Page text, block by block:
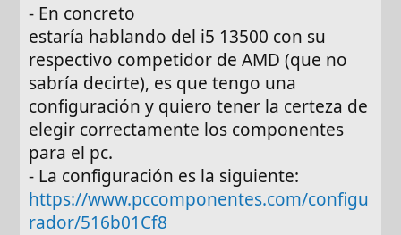
- En concreto
estaría hablando del i5 13500 con su
respectivo competidor de AMD (que no
sabría decirte), es que tengo una
configuración y quiero tener la certeza de
elegir correctamente los componentes
para el pc.
- La configuración es la siguiente:
https://www.pccomponentes.com/configu
rador/516b01Cf8